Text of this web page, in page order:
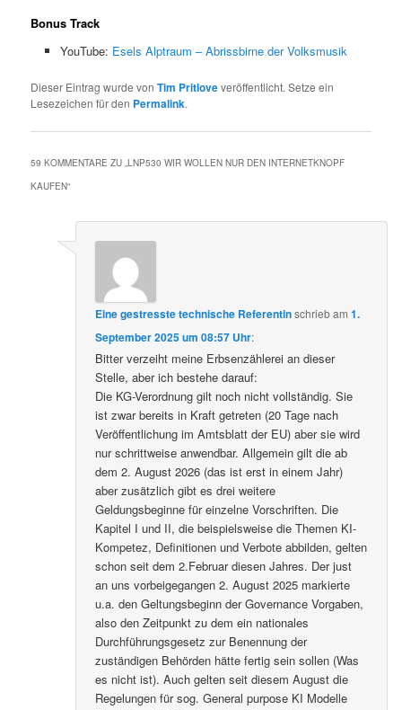
Bonus Track
YouTube: Esels Alptraum – Abrissbirne der Volksmusik
Dieser Eintrag wurde vonTim Pritloveveröffentlicht. Setze ein
Lesezeichen für den Permalink.
59 KOMMENTARE ZU „LNP530 WIR WOLLEN NUR DEN INTERNETKNOPF
KAUFEN“
Eine gestresste technische Referentinschriebam1.
September 2025 um 08:57 Uhr:
Bitter verzeiht meine Erbsenzählerei an dieser
Stelle, aber ich bestehe darauf:
Die KG-Verordnung gilt noch nicht vollständig. Sie
ist zwar bereits in Kraft getreten (20 Tage nach
Veröffentlichung im Amtsblatt der EU) aber sie wird
nur schrittweise anwendbar. Allgemein gilt die ab
dem 2. August 2026 (das ist erst in einem Jahr)
aber zusätzlich gibt es drei weitere
Geldungsbeginne für einzelne Vorschriften. Die
Kapitel I und II, die beispielsweise die Themen KI-
Kompetez, Definitionen und Verbote abbilden, gelten
schon seit dem 2.Februar diesen Jahres. Der just
an uns vorbeigegangen 2. August 2025 markierte
u.a. den Geltungsbeginn der Governance Vorgaben,
also den Zeitpunkt zu dem ein nationales
Durchführungsgesetz zur Benennung der
zuständigen Behörden hätte fertig sein sollen (Was
es nicht ist). Auch gelten seit diesem August die
Regelungen für sog. General purpose KI Modelle